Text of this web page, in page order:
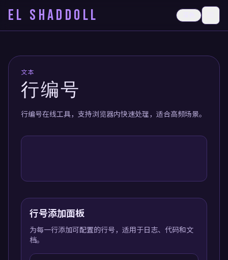
EL SHADDOLL 打
文本
行编号
行编号在线工具，支持浏览器内快速处理，适合高频场景。
行号添加面板
为每一行添加可配置的行号，适用于日志、代码和文
档。